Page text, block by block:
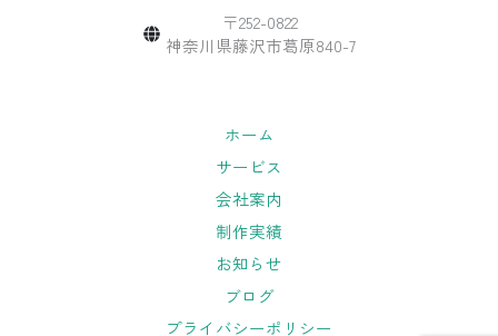
〒252-0822
神奈川県藤沢市葛原840-7
ホーム
サービス
会社案内
制作実績
お知らせ
ブログ
プライバシーポリシー